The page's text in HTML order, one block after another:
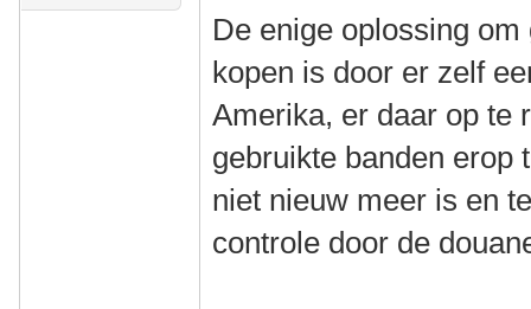
De enige oplossing
kopen is door er zelf
Amerika, er daar op te
gebruikte banden
niet nieuw meer is en
controle door de